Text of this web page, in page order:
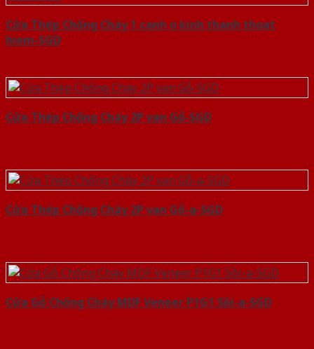
Cửa Thép Chống Cháy 1 canh o kinh thanh thoat
hiem-SGD
Cửa Thép Chống Cháy 2P van Gỗ-SGD
Cửa Thép Chống Cháy 2P van Gỗ-a-SGD
Cửa Gỗ Chống Cháy MDF Veneer P1G1 Sồi-a-SGD